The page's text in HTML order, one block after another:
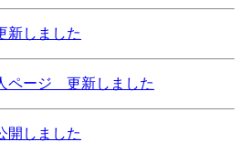
しました
ページ 更新しました
開しました